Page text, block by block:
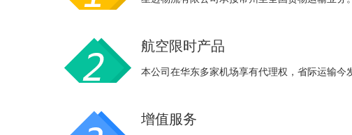
航空限时产品
本公司在华东多家机场享有代理权，省际运输今
增值服务